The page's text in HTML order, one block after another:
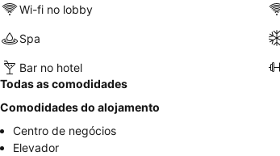
Wi-fi no lobby
Spa
Bar no hotel
Todas as comodidades
Comodidades do alojamento
Centro de negócios
Elevador